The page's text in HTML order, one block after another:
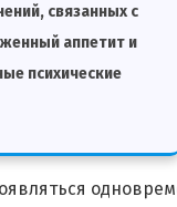
связанных с
аппетит и
психические